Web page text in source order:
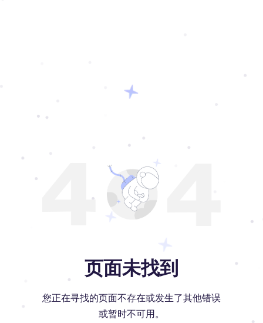
页面未找到
您正在寻找的页面不存在或发生了其他错误
或暂时不可用。